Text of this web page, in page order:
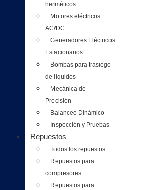
herméticos
Motores eléctricos
AC/DC
Generadores Eléctricos
Estacionarios
Bombas para trasiego
de líquidos
Mecánica de
Precisión
Balanceo Dinámico
Inspección y Pruebas
Repuestos
Todos los repuestos
Repuestos para
compresores
Repuestos para